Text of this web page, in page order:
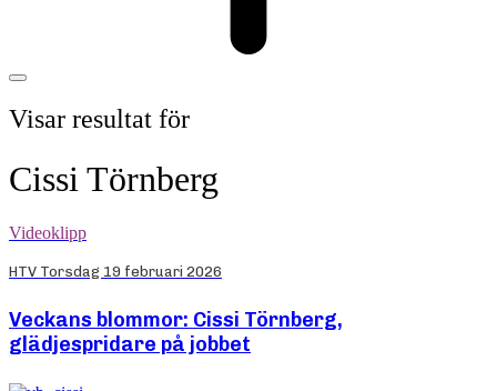
Visar resultat för
Cissi Törnberg
Videoklipp
HTV Torsdag 19 februari 2026
Veckans blommor: Cissi Törnberg,
glädjespridare på jobbet